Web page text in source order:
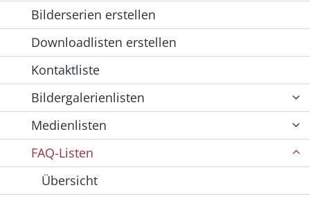
Bilderserien erstellen
Downloadlisten erstellen
Kontaktliste
Bildergalerienlisten
Medienlisten
FAQ-Listen
Übersicht